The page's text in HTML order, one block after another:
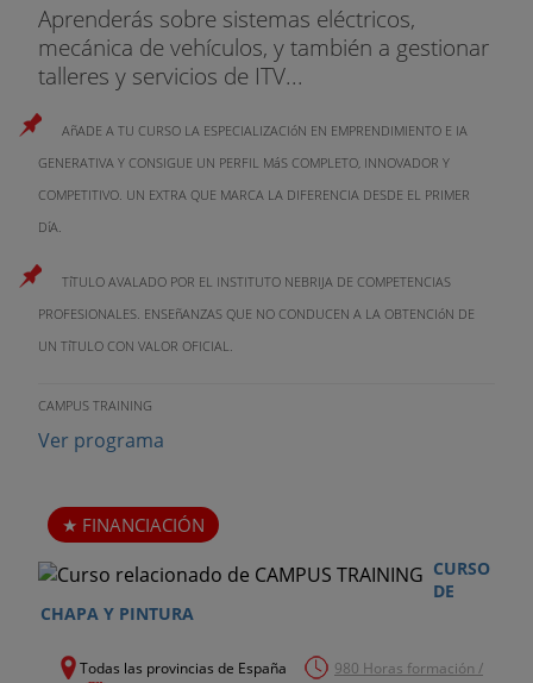
Aprenderás sobre sistemas eléctricos,
mecánica de vehículos, y también a gestionar
talleres y servicios de ITV...
AñADE A TU CURSO LA ESPECIALIZACIóN EN EMPRENDIMIENTO E IA
GENERATIVA Y CONSIGUE UN PERFIL MáS COMPLETO, INNOVADOR Y
COMPETITIVO. UN EXTRA QUE MARCA LA DIFERENCIA DESDE EL PRIMER
DíA.
TíTULO AVALADO POR EL INSTITUTO NEBRIJA DE COMPETENCIAS
PROFESIONALES. ENSEñANZAS QUE NO CONDUCEN A LA OBTENCIóN DE
UN TíTULO CON VALOR OFICIAL.
CAMPUS TRAINING
Ver programa
FINANCIACIÓN
CURSO
DE
CHAPA Y PINTURA
Todas las provincias de España
980 Horas formación /